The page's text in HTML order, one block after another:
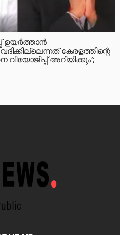
ഉയര്‍ത്താന്‍
കേരളത്തിന്റെ
വിയോജിപ്പ് അറിയിക്കും’;